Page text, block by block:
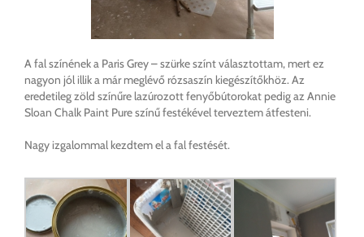
A fal színének a Paris Grey – szürke színt választottam, mert ez
nagyon jól illik a már meglévő rózsaszín kiegészítőkhöz. Az
eredetileg zöld színűre lazúrozott fenyőbútorokat pedig az Annie
Sloan Chalk Paint Pure színű festékével terveztem átfesteni.
Nagy izgalommal kezdtem el a fal festését.